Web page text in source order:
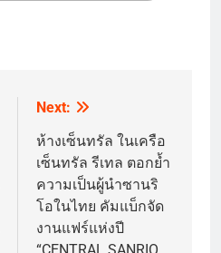
Next:
ห้างเซ็นทรัล ในเครือ
เซ็นทรัล รีเทล ตอกย้ำ
ความเป็นผู้นำซานริ
โอในไทย คัมแบ็กจัด
งานแฟร์แห่งปี